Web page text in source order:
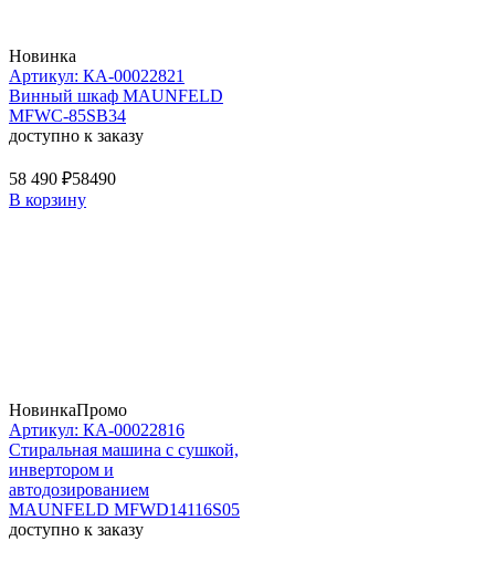
Новинка
Артикул: КА-00022821
Винный шкаф MAUNFELD
MFWC-85SB34
доступно к заказу
58 490 ₽58490
В корзину
НовинкаПромо
Артикул: КА-00022816
Стиральная машина c сушкой,
инвертором и
автодозированием
MAUNFELD MFWD14116S05
доступно к заказу